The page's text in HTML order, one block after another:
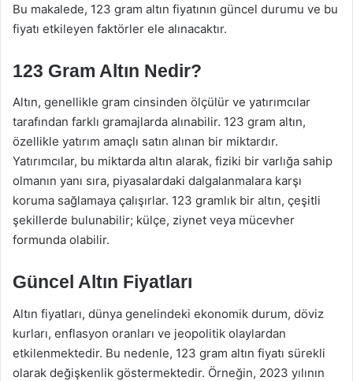
Bu makalede, 123 gram altın fiyatının güncel durumu ve bu
fiyatı etkileyen faktörler ele alınacaktır.
123 Gram Altın Nedir?
Altın, genellikle gram cinsinden ölçülür ve yatırımcılar
tarafından farklı gramajlarda alınabilir. 123 gram altın,
özellikle yatırım amaçlı satın alınan bir miktardır.
Yatırımcılar, bu miktarda altın alarak, fiziki bir varlığa sahip
olmanın yanı sıra, piyasalardaki dalgalanmalara karşı
koruma sağlamaya çalışırlar. 123 gramlık bir altın, çeşitli
şekillerde bulunabilir; külçe, ziynet veya mücevher
formunda olabilir.
Güncel Altın Fiyatları
Altın fiyatları, dünya genelindeki ekonomik durum, döviz
kurları, enflasyon oranları ve jeopolitik olaylardan
etkilenmektedir. Bu nedenle, 123 gram altın fiyatı sürekli
olarak değişkenlik göstermektedir. Örneğin, 2023 yılının